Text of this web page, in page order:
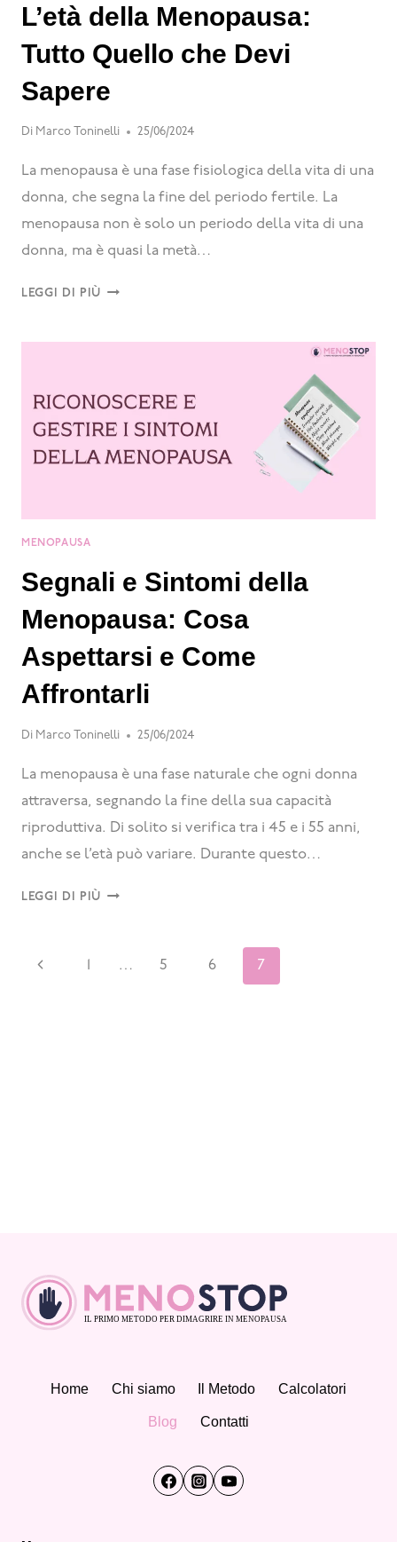
L’età della Menopausa:
Tutto Quello che Devi
Sapere
Di Marco Toninelli 25/06/2024
La menopausa è una fase fisiologica della vita di una
donna, che segna la fine del periodo fertile. La
menopausa non è solo un periodo della vita di una
donna, ma è quasi la metà…
LEGGI DI PIÙ
MENOPAUSA
Segnali e Sintomi della
Menopausa: Cosa
Aspettarsi e Come
Affrontarli
Di Marco Toninelli 25/06/2024
La menopausa è una fase naturale che ogni donna
attraversa, segnando la fine della sua capacità
riproduttiva. Di solito si verifica tra i 45 e i 55 anni,
anche se l’età può variare. Durante questo…
LEGGI DI PIÙ
… 5 6 7
Home Chi siamo Il Metodo Calcolatori
Blog Contatti